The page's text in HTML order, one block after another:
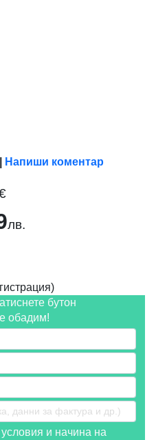
Напиши коментар
лв.
бутон
обадим!
и начина на